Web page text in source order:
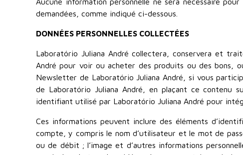
demandées, comme indiqué ci-dessous.
DONNÉES PERSONNELLES COLLECTÉES
Laboratório Juliana André collectera, conservera et
André pour voir ou acheter des produits ou des bons,
Newsletter de Laboratório Juliana André, si vous
de Laboratório Juliana André, en plaçant ce contenu
identifiant utilisé par Laboratório Juliana André pour
Ces informations peuvent inclure des éléments
compte, y compris le nom d’utilisateur et le mot de
ou de débit ; l’image et d’autres informations